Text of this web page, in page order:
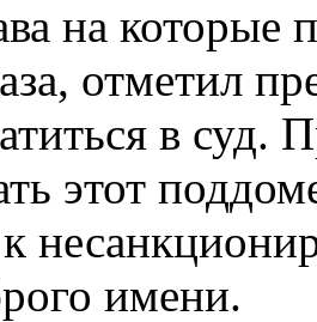
на которые
отметил
в суд.
этот
имени.